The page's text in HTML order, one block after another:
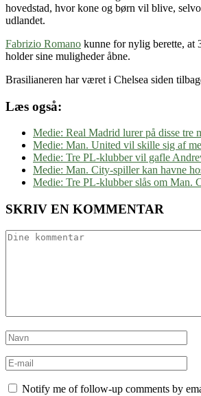
hovedstad, hvor kone og børn vil blive,
udlandet.
Fabrizio Romano kunne for nylig berette, at
holder sine muligheder åbne.
Brasilianeren har været i Chelsea siden
Læs også:
Medie: Real Madrid lurer på disse tre
Medie: Man. United vil skille sig af
Medie: Tre PL-klubber vil gafle
Medie: Man. City-spiller kan havne
Medie: Tre PL-klubber slås om Man.
SKRIV EN KOMMENTAR
Notify me of follow-up comments by